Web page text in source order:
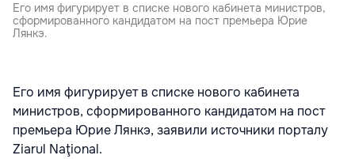
Его имя фигурирует в списке нового кабинета министров,
сформированного кандидатом на пост премьера Юрие
Лянкэ.
Его имя фигурирует в списке нового кабинета
министров, сформированного кандидатом на пост
премьера Юрие Лянкэ, заявили источники порталу
Ziarul Naţional.